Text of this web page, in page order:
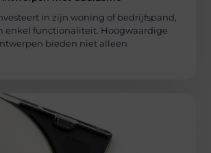
in zijn woning of bedrijfspand,
enkel functionaliteit. Hoogwaardige
bieden niet alleen